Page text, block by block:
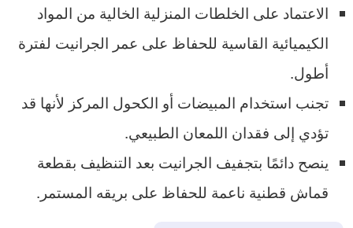
الاعتماد على الخلطات المنزلية الخالية من المواد
الكيميائية القاسية للحفاظ على عمر الجرانيت لفترة
أطول.
تجنب استخدام المبيضات أو الكحول المركز لأنها قد
تؤدي إلى فقدان اللمعان الطبيعي.
ينصح دائمًا بتجفيف الجرانيت بعد التنظيف بقطعة
قماش قطنية ناعمة للحفاظ على بريقه المستمر.